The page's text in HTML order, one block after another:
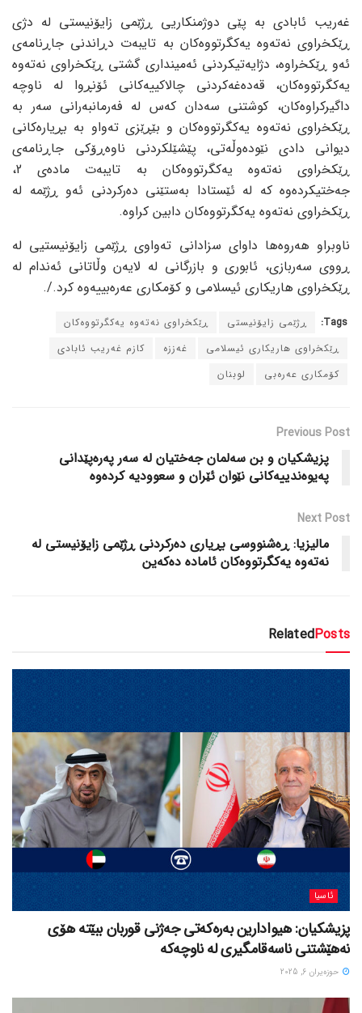
غەریب ئابادی بە پێی دوژمنکاریی ڕژێمی زایۆنیستی لە دژی
ڕێکخراوی نەتەوە یەکگرتووەکان بە تایبەت دڕاندنی جاڕنامەی
ئەو ڕێکخراوە، دژایەتیکردنی ئەمینداری گشتی ڕێکخراوی نەتەوە
یەکگرتووەکان، قەدەغەکردنی چالاکییەکانی ئۆنڕوا لە ناوچە
داگیرکراوەکان، کوشتنی سەدان کەس لە فەرمانبەرانی سەر بە
ڕێکخراوی نەتەوە یەکگرتووەکان و بێڕێزی تەواو بە بڕیارەکانی
دیوانی دادی نێودەوڵەتی، پێشێلکردنی ناوەڕۆکی جاڕنامەی
ڕێکخراوی نەتەوە یەکگرتووەکان بە تایبەت مادەی 2،
جەختیکردەوە کە لە ئێستادا بەستێنی دەرکردنی ئەو ڕژێمە لە
ڕێکخراوی نەتەوە یەکگرتووەکان دابین کراوە.
ناوبراو هەروەها داوای سزادانی تەواوی ڕژێمی زایۆنیستیی لە
ڕووی سەربازی، ئابوری و بازرگانی لە لایەن وڵاتانی ئەندام لە
ڕێکخراوی هاریکاری ئیسلامی و کۆمکاری عەرەبییەوە کرد./.
Tags: ڕژێمی زایۆنیستی
ڕێکخراوی نەتەوە یەکگرتووەکان
ڕێکخراوی هاریکاری ئیسلامی
غەززە
کازم غەریب ئابادی
کۆمکاری عەرەبی
لوبنان
Previous Post
پزیشکیان و بن سەلمان جەختیان لە سەر پەرەپێدانی
پەیوەندییەکانی نێوان ئێران و سعوودیە کردەوە
Next Post
مالیزیا: ڕەشنووسی بڕیاری دەرکردنی ڕژێمی زایۆنیستی لە
نەتەوە یەکگرتووەکان ئامادە دەکەین
RelatedPosts
ئاسیا
پزیشکیان: هیوادارین بەرەکەتی جەژنی قوربان ببێتە هۆی
نەهێشتنی ناسەقامگیری لە ناوچەکە
حوزه‌یران 6, 2025